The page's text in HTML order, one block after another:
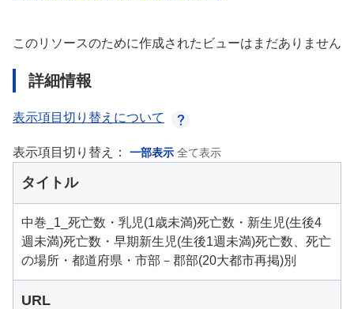
このリソースのために作成されたビューはまだありません
詳細情報
表示項目切り替えについて
表示項目切り替え： 一部表示 全て表示
タイトル
中巻_1_死亡数・乳児(1歳未満)死亡数・新生児(生後4
週未満)死亡数・早期新生児(生後1週未満)死亡数、死亡
の場所・都道府県・市部－郡部(20大都市再掲)別
URL